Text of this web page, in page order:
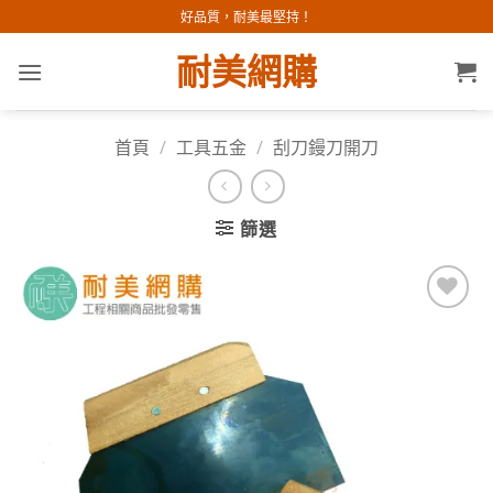
to
content
好品質，耐美最堅持！
耐美網購
首頁 / 工具五金 / 刮刀鏝刀開刀
篩選